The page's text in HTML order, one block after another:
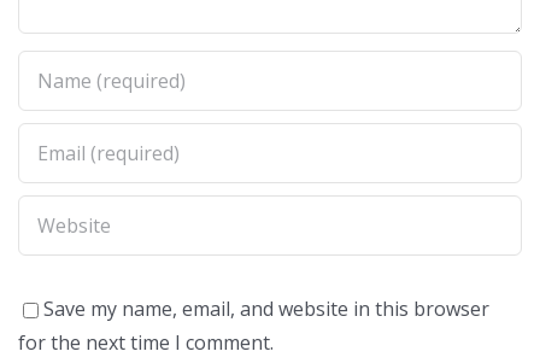
Save my name, email, and website in this browser
for the next time I comment.